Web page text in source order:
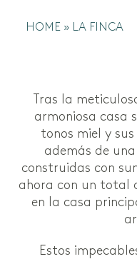
HOME » LA FINCA
Tras la
armoniosa casa
tonos miel y
además de
construidas con
ahora con un total
en la casa
Estos